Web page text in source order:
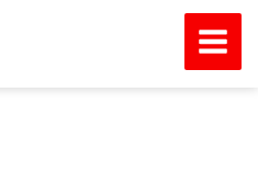
Main